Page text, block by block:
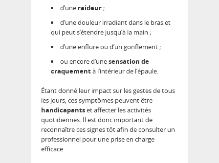
d’une raideur ;
d’une douleur irradiant dans le bras et
qui peut s’étendre jusqu’à la main ;
d’une enflure ou d’un gonflement ;
ou encore d’unesensation de
craquementà l’intérieur de l’épaule.
Étant donné leur impact sur les gestes de tous
les jours, ces symptômes peuvent être
handicapantset affecter les activités
quotidiennes. Il est donc important de
reconnaître ces signes tôt afin de consulter un
professionnel pour une prise en charge
efficace.